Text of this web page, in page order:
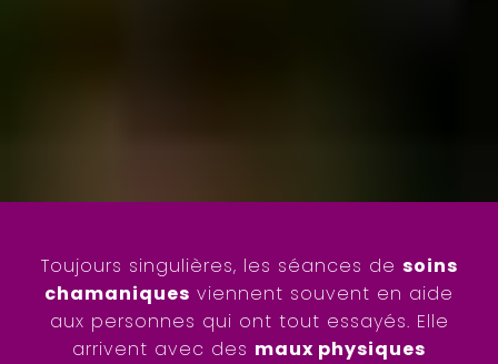
Toujours singulières, les séances de soins
chamaniques viennent souvent en aide
aux personnes qui ont tout essayés. Elle
arrivent avec des maux physiques